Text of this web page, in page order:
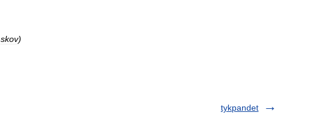
skov)
tykpandet